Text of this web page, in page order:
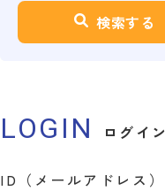
検索する
LOGIN ログイン
ID（メールアドレス）